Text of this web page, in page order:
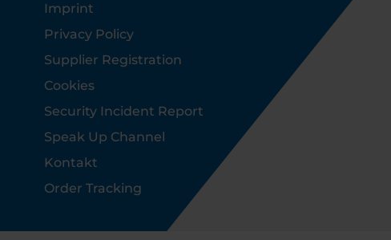
Imprint
Privacy Policy
Supplier Registration
Cookies
Security Incident Report
Speak Up Channel
Kontakt
Order Tracking